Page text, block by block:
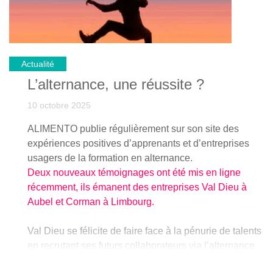
vue d'assurer le pilotage et l’opérationnalisation
technique de la réforme.
se renforcer, une procédure de sélection est
actuellement en cours pour le recrutement de trois
chefs de projet « senior ». La date limite de l’envoi des
candidatures est fixée au mardi 6 janvier 2026,
ici pour découvrir le descriptif de fonction et les
différentes modalités pratiques en vue de postuler
Actualité
L’alternance, une réussite ?
10 octobre 2025
ALIMENTO publie régulièrement sur son site des
expériences positives d’apprenants et d’entreprises
usagers de la formation en alternance.
Deux nouveaux témoignages ont été mis en ligne
récemment, ils émanent des entreprises Val Dieu à
Aubel et Corman à Limbourg.
Val Dieu se félicite de faire face à la pénurie de talents
en recrutant ses futurs collaborateurs via l’alternance